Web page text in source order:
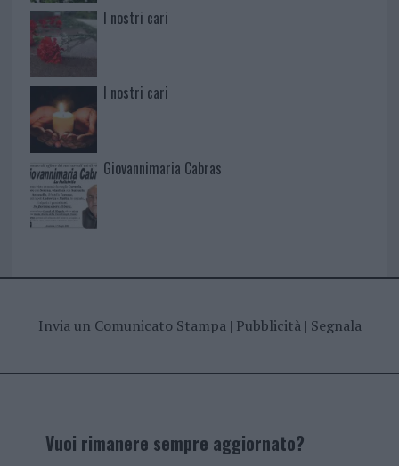
I nostri cari
I nostri cari
Giovannimaria Cabras
Invia un Comunicato Stampa| Pubblicità| Segnala
Vuoi rimanere sempre aggiornato?